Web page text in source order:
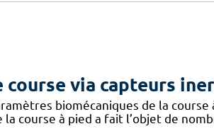
course via capteurs
biomécaniques de la course
la course à pied a fait l’objet de